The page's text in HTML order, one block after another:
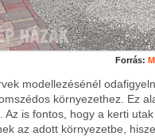
Forrás:
modellezésénél
környezethez. Ez
Az is fontos, hogy a kerti
az adott környezetbe,